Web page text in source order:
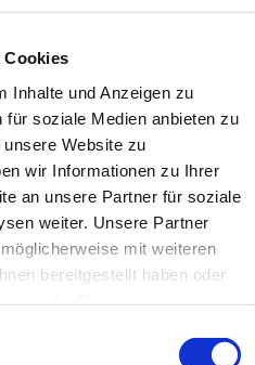
Cookies
Inhalte und Anzeigen zu
für soziale Medien anbieten zu
Website zu
wir Informationen zu Ihrer
an unsere Partner für soziale
weiter. Unsere Partner
mit weiteren
bereitgestellt haben oder
(Bass) / Chris Thoma
der begrenzten
Gelände der Schule
„Land in Sicht – Kabarett
eingeschränkt möglich ist.